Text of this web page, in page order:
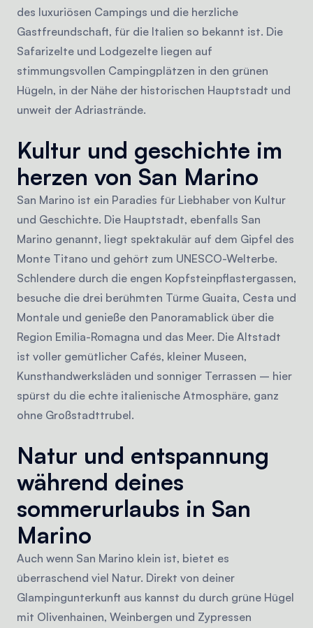
des luxuriösen Campings und die herzliche
Gastfreundschaft, für die Italien so bekannt ist. Die
Safarizelte und Lodgezelte liegen auf
stimmungsvollen Campingplätzen in den grünen
Hügeln, in der Nähe der historischen Hauptstadt und
unweit der Adriastrände.
Kultur und geschichte im
herzen von San Marino
San Marino ist ein Paradies für Liebhaber von Kultur
und Geschichte. Die Hauptstadt, ebenfalls San
Marino genannt, liegt spektakulär auf dem Gipfel des
Monte Titano und gehört zum UNESCO-Welterbe.
Schlendere durch die engen Kopfsteinpflastergassen,
besuche die drei berühmten Türme Guaita, Cesta und
Montale und genieße den Panoramablick über die
Region Emilia-Romagna und das Meer. Die Altstadt
ist voller gemütlicher Cafés, kleiner Museen,
Kunsthandwerksläden und sonniger Terrassen – hier
spürst du die echte italienische Atmosphäre, ganz
ohne Großstadttrubel.
Natur und entspannung
während deines
sommerurlaubs in San
Marino
Auch wenn San Marino klein ist, bietet es
überraschend viel Natur. Direkt von deiner
Glampingunterkunft aus kannst du durch grüne Hügel
mit Olivenhainen, Weinbergen und Zypressen